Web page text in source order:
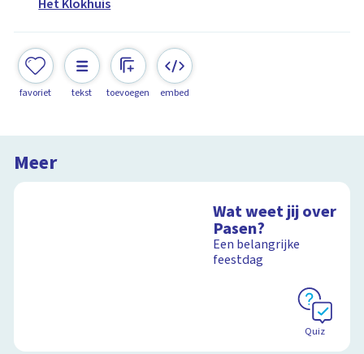
Het Klokhuis
favoriet tekst toevoegen embed
Meer
Wat weet jij over
Pasen?
Een belangrijke
feestdag
Quiz